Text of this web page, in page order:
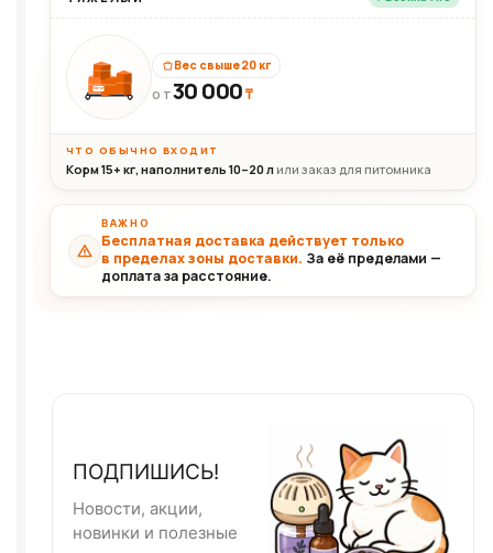
30+кг
Вес свыше 20 кг
ОТ30 000₸
ЧТО ОБЫЧНО ВХОДИТ
Корм 15+ кг, наполнитель 10–20 л или заказ для питомника
ВАЖНО
Бесплатная доставка действует только
в пределах зоны доставки. За её пределами —
доплата за расстояние.
ПОДПИШИСЬ!
Новости, акции,
новинки и полезные